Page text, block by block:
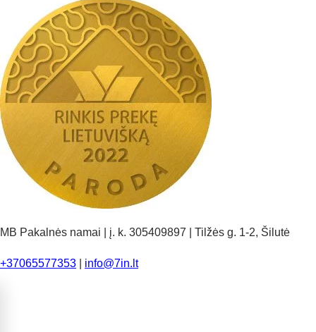
MB Pakalnės namai | į. k. 305409897 | Tilžės g. 1-2, Šilutė
+37065577353 info@7in.lt